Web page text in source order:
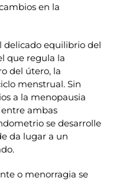
en la
delicado equilibrio del
que regula la
del útero, la
menstrual. Sin
a la menopausia
ambas
se desarrolle
da lugar a un
o menorragia se